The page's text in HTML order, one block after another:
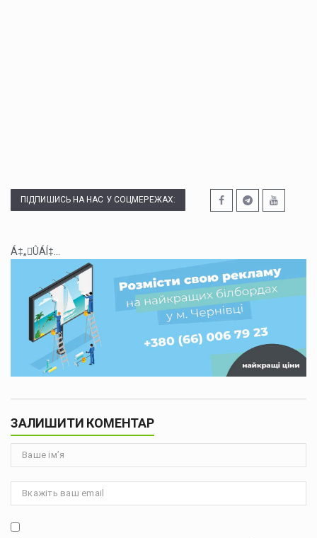
ПІДПИШИСЬ НА НАС У СОЦМЕРЕЖАХ:
Á‡„ÛÁÍ‡...
ЗАЛИШИТИ КОМЕНТАР